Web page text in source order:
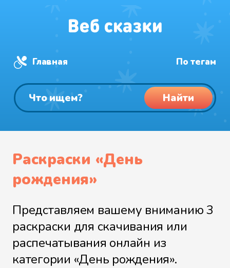
Главная По тегам
Найти
Раскраски «День
рождения»
Представляем вашему вниманию 3
раскраски для скачивания или
распечатывания онлайн из
категории «День рождения».